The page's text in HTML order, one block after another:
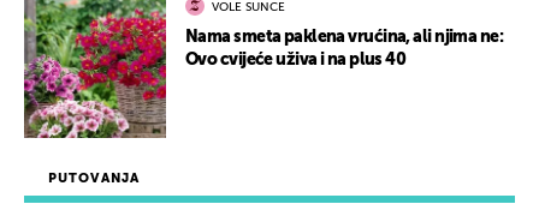
PUTOVANJA
VOLE SUNCE
Nama smeta paklena vrućina, ali njima ne:
Ovo cvijeće uživa i na plus 40